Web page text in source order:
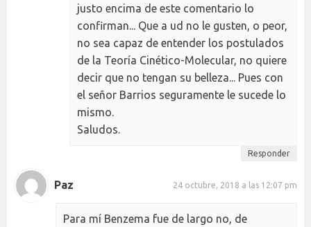
justo encima de este comentario lo
confirman... Que a ud no le gusten, o peor,
no sea capaz de entender los postulados
de la Teoría Cinético-Molecular, no quiere
decir que no tengan su belleza... Pues con
el señor Barrios seguramente le sucede lo
mismo.
Saludos.
Responder
Paz 24 octubre, 2018 a las 12:07 pm
Para mí Benzema fue de largo no, de